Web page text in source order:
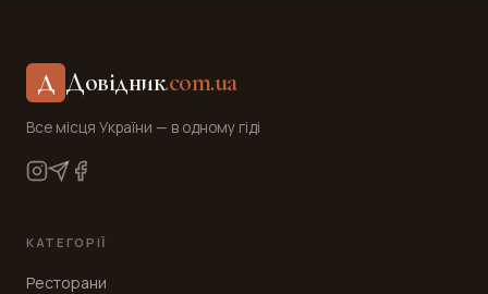
Д Довідник.com.ua
Все місця України — в одному гіді
КАТЕГОРІЇ
Ресторани